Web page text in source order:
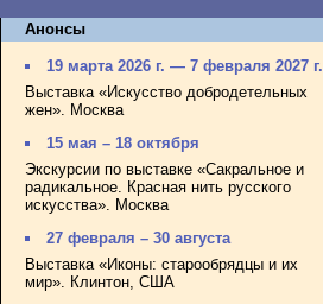
Анонсы
19 марта 2026 г. — 7 февраля 2027 г.
Выставка «Искусство добродетельных
жен». Москва
15 мая – 18 октября
Экскурсии по выставке «Сакральное и
радикальное. Красная нить русского
искусства». Москва
27 февраля – 30 августа
Выставка «Иконы: старообрядцы и их
мир». Клинтон, США